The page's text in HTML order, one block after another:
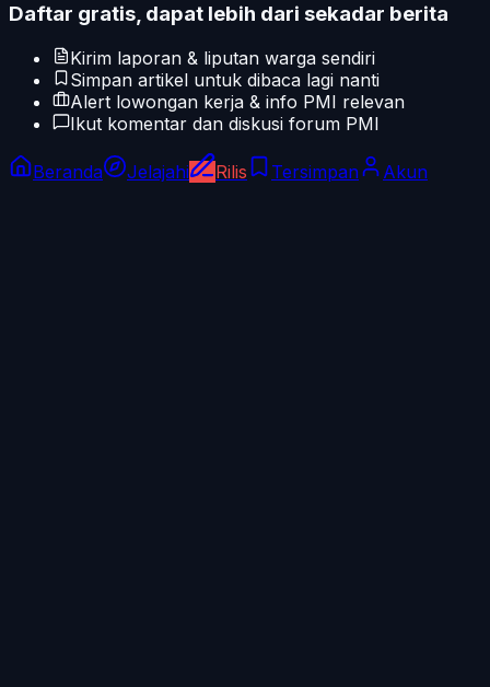
Daftar gratis, dapat lebih dari sekadar berita
Kirim laporan & liputan warga sendiri
Simpan artikel untuk dibaca lagi nanti
Alert lowongan kerja & info PMI relevan
Ikut komentar dan diskusi forum PMI
Beranda Jelajahi Rilis Tersimpan Akun